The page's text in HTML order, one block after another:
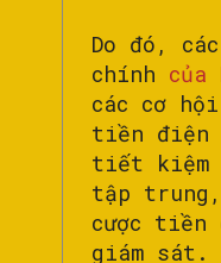
Do đó,
chính của
các cơ
tiền điện
tiết kiệm
tập
cược tiền
giám sát.